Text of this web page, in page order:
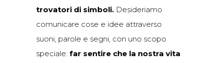
trovatori di simboli. Desideriamo
comunicare cose e idee attraverso
suoni, parole e segni, con uno scopo
speciale: far sentire che la nostra vita